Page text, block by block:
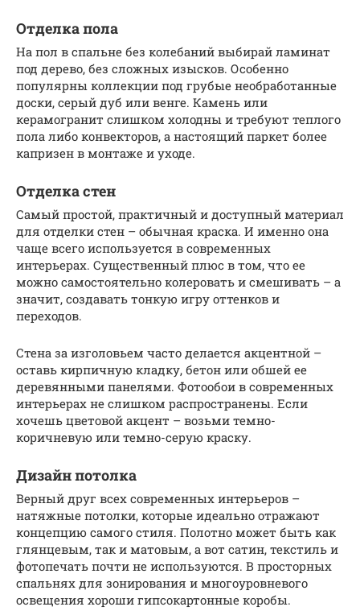
Отделка пола
На пол в спальне без колебаний выбирай ламинат
под дерево, без сложных изысков. Особенно
популярны коллекции под грубые необработанные
доски, серый дуб или венге. Камень или
керамогранит слишком холодны и требуют теплого
пола либо конвекторов, а настоящий паркет более
капризен в монтаже и уходе.
Отделка стен
Самый простой, практичный и доступный материал
для отделки стен – обычная краска. И именно она
чаще всего используется в современных
интерьерах. Существенный плюс в том, что ее
можно самостоятельно колеровать и смешивать – а
значит, создавать тонкую игру оттенков и
переходов.
Стена за изголовьем часто делается акцентной –
оставь кирпичную кладку, бетон или обшей ее
деревянными панелями. Фотообои в современных
интерьерах не слишком распространены. Если
хочешь цветовой акцент – возьми темно-
коричневую или темно-серую краску.
Дизайн потолка
Верный друг всех современных интерьеров –
натяжные потолки, которые идеально отражают
концепцию самого стиля. Полотно может быть как
глянцевым, так и матовым, а вот сатин, текстиль и
фотопечать почти не используются. В просторных
спальнях для зонирования и многоуровневого
освещения хороши гипсокартонные коробы.